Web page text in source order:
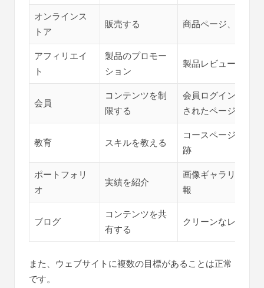
オンラインス
トア
販売する 商品ページ、ショ
アフィリエイ
ト
製品のプロモー
ション
製品レビュー、比
会員
コンテンツを制
限する
会員ログイン、サ
されたページ
教育 スキルを教える
コースページ、メ
跡
ポートフォリ
オ
実績を紹介
画像ギャラリー、
報
ブログ
コンテンツを共
有する
クリーンなレイア
また、ウェブサイトに複数の目標があることは正常
です。